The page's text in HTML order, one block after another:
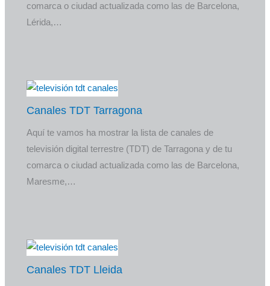
comarca o ciudad actualizada como las de Barcelona,
Lérida,…
Canales TDT Tarragona
Aquí te vamos ha mostrar la lista de canales de
televisión digital terrestre (TDT) de Tarragona y de tu
comarca o ciudad actualizada como las de Barcelona,
Maresme,…
Canales TDT Lleida